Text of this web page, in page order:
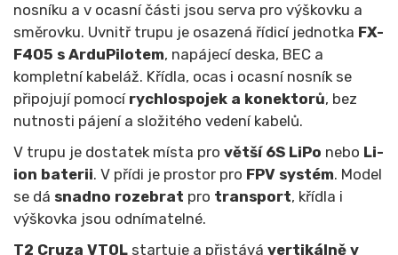
nosníku a v ocasní části jsou serva pro výškovku a
směrovku. Uvnitř trupu je osazená řídicí jednotka FX-
F405 s ArduPilotem, napájecí deska, BEC a
kompletní kabeláž. Křídla, ocas i ocasní nosník se
připojují pomocí rychlospojek a konektorů, bez
nutnosti pájení a složitého vedení kabelů.
V trupu je dostatek místa pro větší 6S LiPo nebo Li-
ion baterii. V přídi je prostor pro FPV systém. Model
se dá snadno rozebrat pro transport, křídla i
výškovka jsou odnímatelné.
T2 Cruza VTOL startuje a přistává vertikálně v